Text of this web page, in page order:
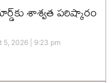
శాశ్వత పరిష్కారం
5, 2026 9:23 pm